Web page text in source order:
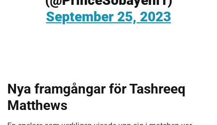
September 25, 2023
Nya framgångar för Tashreeq
Matthews